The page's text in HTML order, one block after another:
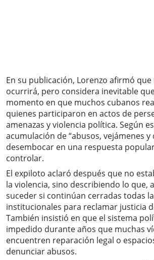
En su publicación, Lorenzo afirmó
ocurrirá, pero considera inevitable
momento en que muchos cubanos
quienes participaron en actos de
amenazas y violencia política. Según
acumulación de “abusos, vejámenes
desembocar en una respuesta
controlar.
El expiloto aclaró después que no
la violencia, sino describiendo lo que,
suceder si continúan cerradas todas
institucionales para reclamar justicia
También insistió en que el sistema
impedido durante años que muchas
encuentren reparación legal o
denunciar abusos.